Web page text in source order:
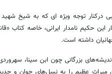
درکنار توجه ویژه ای که به شیخ شهید
حکیم نامدار ایرانی، خاصه کتاب
داشته است.
بزرگانی چون ابن سینا،
میراث عظیم را به نسل‌های جوان و